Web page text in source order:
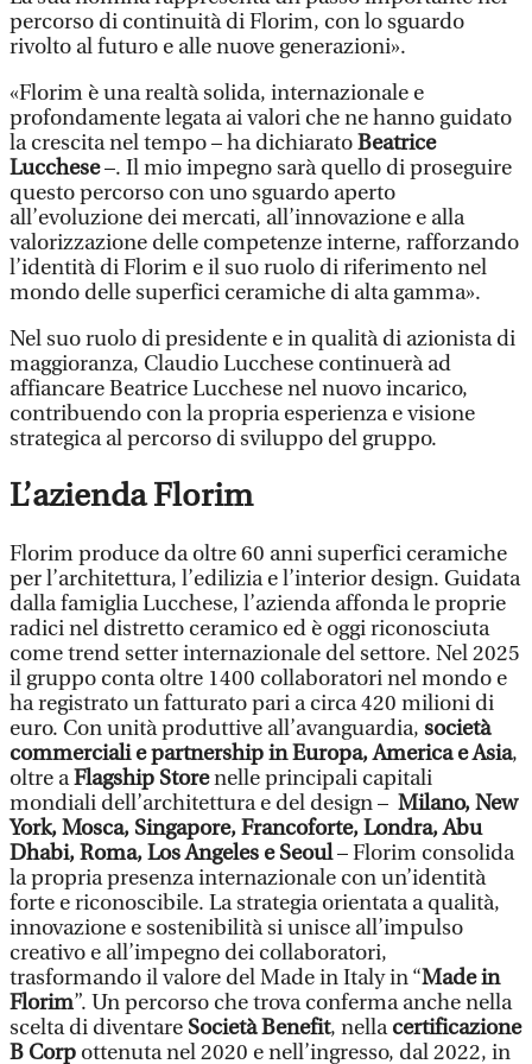
percorso di continuità di Florim, con lo sguardo
rivolto al futuro e alle nuove generazioni».
«Florim è una realtà solida, internazionale e
profondamente legata ai valori che ne hanno guidato
la crescita nel tempo – ha dichiaratoBeatrice
Lucchese–. Il mio impegno sarà quello di proseguire
questo percorso con uno sguardo aperto
all’evoluzione dei mercati, all’innovazione e alla
valorizzazione delle competenze interne, rafforzando
l’identità di Florim e il suo ruolo di riferimento nel
mondo delle superfici ceramiche di alta gamma».
Nel suo ruolo di presidente e in qualità di azionista di
maggioranza, Claudio Lucchese continuerà ad
affiancare Beatrice Lucchese nel nuovo incarico,
contribuendo con la propria esperienza e visione
strategica al percorso di sviluppo del gruppo.
L’azienda Florim
Florim produce da oltre 60 anni superfici ceramiche
per l’architettura, l’edilizia e l’interior design. Guidata
dalla famiglia Lucchese, l’azienda affonda le proprie
radici nel distretto ceramico ed è oggi riconosciuta
come trend setter internazionale del settore. Nel 2025
il gruppo conta oltre 1400 collaboratori nel mondo e
ha registrato un fatturato pari a circa 420 milioni di
euro. Con unità produttive all’avanguardia, società
commerciali e partnership in Europa, America e Asia,
oltre aFlagship Storenelle principali capitali
mondiali dell’architettura e del design – Milano, New
York, Mosca, Singapore, Francoforte, Londra, Abu
Dhabi, Roma, Los Angeles e Seoul– Florim consolida
la propria presenza internazionale con un’identità
forte e riconoscibile. La strategia orientata a qualità,
innovazione e sostenibilità si unisce all’impulso
creativo e all’impegno dei collaboratori,
trasformando il valore del Made in Italy in “Made in
Florim”. Un percorso che trova conferma anche nella
scelta di diventare Società Benefit, nellacertificazione
B Corp ottenuta nel 2020 e nell’ingresso, dal 2022, in